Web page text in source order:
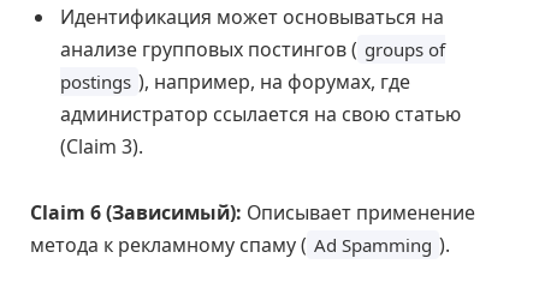
Идентификация может основываться на
анализе групповых постингов ( groups of
postings ), например, на форумах, где
администратор ссылается на свою статью
(Claim 3).
Claim 6 (Зависимый): Описывает применение
метода к рекламному спаму ( Ad Spamming ).